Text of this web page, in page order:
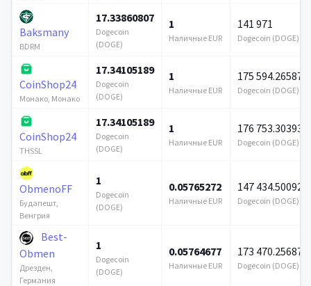
Baksmany
BDRM
17.33860807
Dogecoin
(DOGE)
1
Наличные EUR
141 971
Dogecoin (DOGE)
CoinShop24
Монако, Монако
17.34105189
Dogecoin
(DOGE)
1
Наличные EUR
175 594.265875
Dogecoin (DOGE)
CoinShop24
THSSL
17.34105189
Dogecoin
(DOGE)
1
Наличные EUR
176 753.303934
Dogecoin (DOGE)
ObmenoFF
Будапешт,
Венгрия
1
Dogecoin
(DOGE)
0.05765272
Наличные EUR
147 434.500922
Dogecoin (DOGE)
Best-
Obmen
Дрезден,
Германия
1
Dogecoin
(DOGE)
0.05764677
Наличные EUR
173 470.256876
Dogecoin (DOGE)